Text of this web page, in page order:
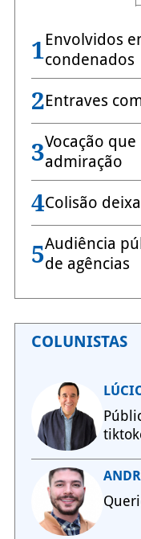
1Envolvidos
condenados
2Entraves
3Vocação
admiração
4Colisão
5Audiência
de agências
COLUNISTAS